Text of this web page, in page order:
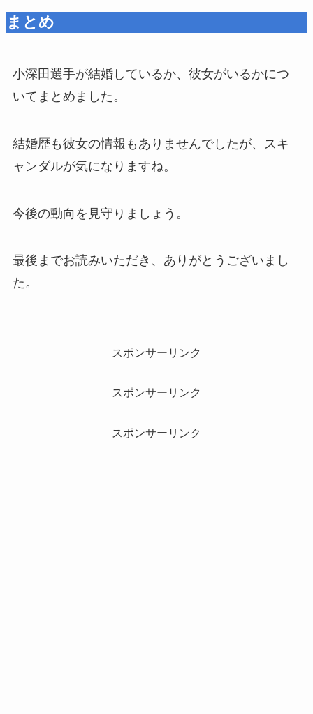
まとめ
小深田選手が結婚しているか、彼女がいるかにつ
いてまとめました。
結婚歴も彼女の情報もありませんでしたが、スキ
ャンダルが気になりますね。
今後の動向を見守りましょう。
最後までお読みいただき、ありがとうございまし
た。
スポンサーリンク
スポンサーリンク
スポンサーリンク